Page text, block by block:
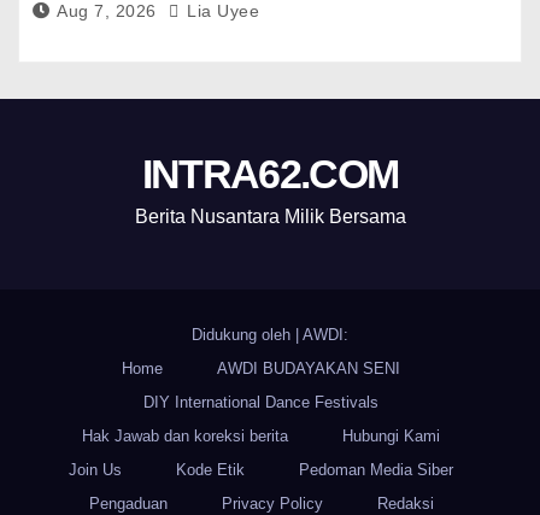
Aug 7, 2026 Lia Uyee
INTRA62.COM
Berita Nusantara Milik Bersama
Didukung oleh
AWDI:
Home
AWDI BUDAYAKAN SENI
DIY International Dance Festivals
Hak Jawab dan koreksi berita
Hubungi Kami
Join Us
Kode Etik
Pedoman Media Siber
Pengaduan
Privacy Policy Redaksi